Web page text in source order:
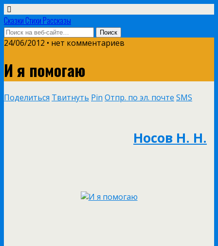
Сказки Стихи Рассказы
24/06/2012 • нет комментариев
И я помогаю
Поделиться Твитнуть Pin Отпр. по эл. почте SMS
Носов Н. Н.